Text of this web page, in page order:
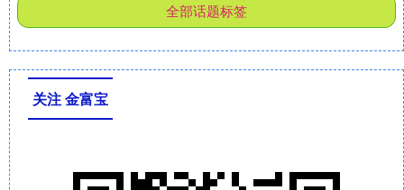
全部话题标签
关注 金富宝